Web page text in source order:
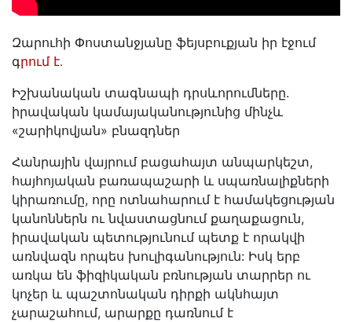
Զարուհի Փոստանջյանը ֆեյսբուքյան իր էջում
գրում է․
Իշխանական տագնապի դրսևորումները.
իրավական կամայականությունից մինչև
«շարիկովյան» բնազդներ
Հանրային վայրում բացահայտ անպարկեշտ,
հայհոյական բառապաշարի և սպառնալիքների
կիրառումը, որը ոտնահարում է համակեցության
կանոններն ու նվաստացնում քաղաքացուն,
իրավական պետությունում պետք է որակվի
առնվազն որպես խուլիգանություն: Իսկ երբ
առկա են ֆիզիկական բռնության տարրեր ու
կոչեր և պաշտոնական դիրքի ակնհայտ
չարաշահում, արարքը դառնում է